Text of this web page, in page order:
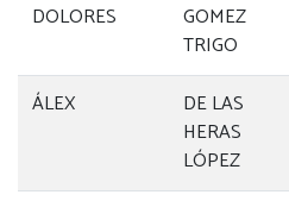
DOLORES
GOMEZ
TRIGO
ÁLEX
DE LAS
HERAS
LÓPEZ